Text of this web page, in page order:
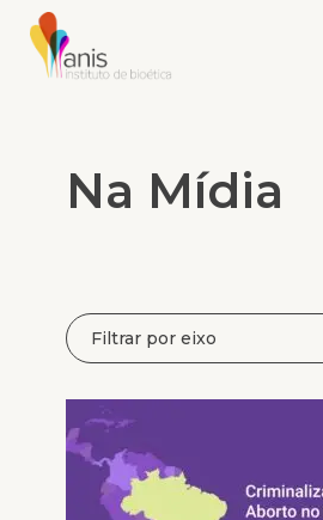
Mídia
Na Mídia